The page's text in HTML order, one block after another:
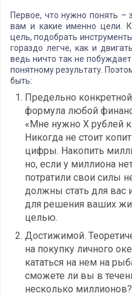
Первое, что нужно понять –
вам и какие именно цели.
цель, подобрать
гораздо легче, как и
ведь ничто так не
понятному результату.
быть:
Предельно
формула любой
«Мне нужно Х рублей к
Никогда не стоит
цифры. Накопить
но, если у миллиона
потратили свои силы
должны стать для вас
для решения ваших
целью.
Достижимой.
на покупку личного
кататься на нем на
сможете ли вы в
несколько